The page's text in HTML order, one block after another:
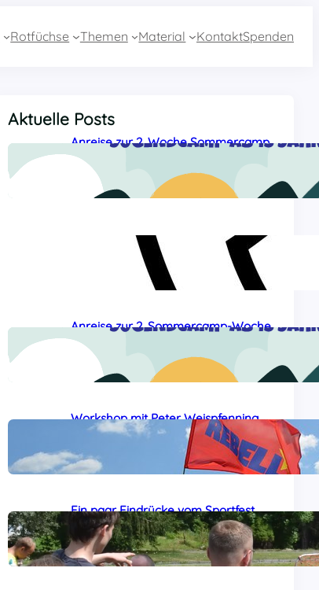
Rotfüchse Themen Material KontaktSpenden
Aktuelle Posts
Anreise zur 2. Woche Sommercamp
aus Essen mit dem Zug
27 Juli, 2026
Sommercamp-Hotline 2026
26 Juli, 2026
Anreise zur 2. Sommercamp-Woche
aus Baden-Württemberg
24 Juli, 2026
Workshop mit Peter Weispfenning
auf dem Sommercamp
29 Juli, 2026
Ein paar Eindrücke vom Sportfest
auf dem Sommercamp
29 Juli, 2026